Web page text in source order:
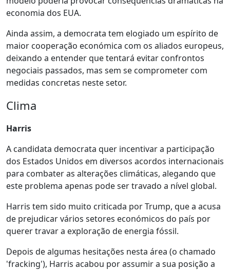
economia dos EUA.
Ainda assim, a democrata tem elogiado um espírito de
maior cooperação económica com os aliados europeus,
deixando a entender que tentará evitar confrontos
negociais passados, mas sem se comprometer com
medidas concretas neste setor.
Clima
Harris
A candidata democrata quer incentivar a participação
dos Estados Unidos em diversos acordos internacionais
para combater as alterações climáticas, alegando que
este problema apenas pode ser travado a nível global.
Harris tem sido muito criticada por Trump, que a acusa
de prejudicar vários setores económicos do país por
querer travar a exploração de energia fóssil.
Depois de algumas hesitações nesta área (o chamado
'fracking'), Harris acabou por assumir a sua posição a